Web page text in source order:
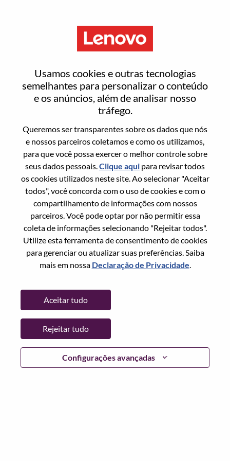
Usamos cookies e outras tecnologias
semelhantes para personalizar o conteúdo
e os anúncios, além de analisar nosso
tráfego.
Queremos ser transparentes sobre os dados que nós
e nossos parceiros coletamos e como os utilizamos,
para que você possa exercer o melhor controle sobre
seus dados pessoais.Clique aqui para revisar todos
os cookies utilizados neste site. Ao selecionar "Aceitar
todos", você concorda com o uso de cookies e com o
compartilhamento de informações com nossos
parceiros. Você pode optar por não permitir essa
coleta de informações selecionando "Rejeitar todos".
Utilize esta ferramenta de consentimento de cookies
para gerenciar ou atualizar suas preferências. Saiba
mais em nossa Declaração de Privacidade.
Configurações avançadas
Aceitar tudo
Rejeitar tudo
Redefinir senha
Tem certeza que deseja redefinir sua
Enter the email address associated with your
account, then click "Continue".
Vamos enviar por email um link para você
redefinir sua senha.
Redefinir senha com seu email
Email*
Continuar